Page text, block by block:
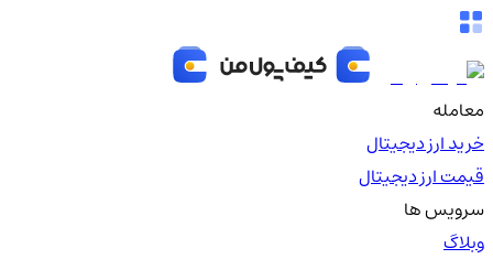
معامله
خرید ارز دیجیتال
قیمت ارز دیجیتال
سرویس ها
وبلاگ